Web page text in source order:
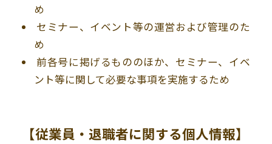
め
セミナー、イベント等の運営および管理のた
め
前各号に掲げるもののほか、セミナー、イベ
ント等に関して必要な事項を実施するため
【従業員・退職者に関する個人情報】